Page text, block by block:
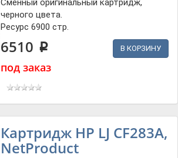
Сменный оригинальный картридж,
черного цвета.
Ресурс 6900 стр.
6510 p
под заказ
В КОРЗИНУ
Картридж HP LJ CF283A,
NetProduct